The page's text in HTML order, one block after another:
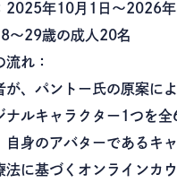
2025年10月1日～2026
～29歳の成人20名
れ：
、パントー氏の原案に
ナルキャラクター1つを全
身のアバターであるキ
法に基づくオンラインカ